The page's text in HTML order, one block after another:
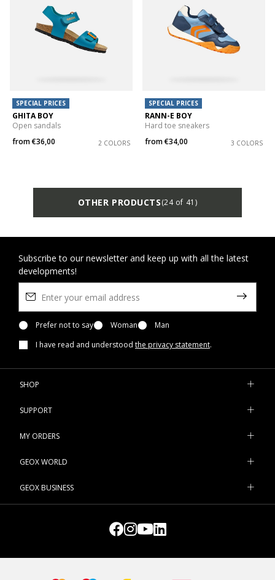
SPECIAL PRICES
GHITA BOY
Open sandals
from€36,00 2 COLORS
SPECIAL PRICES
RANN-E BOY
Hard toe sneakers
from€34,00 3 COLORS
OTHER PRODUCTS(24 of 41)
Subscribe to our newsletter and keep up with all the latest
developments!
Prefer not to say Woman
Man
I have read and understood the privacy statement.
SHOP
SUPPORT
MY ORDERS
GEOX WORLD
GEOX BUSINESS